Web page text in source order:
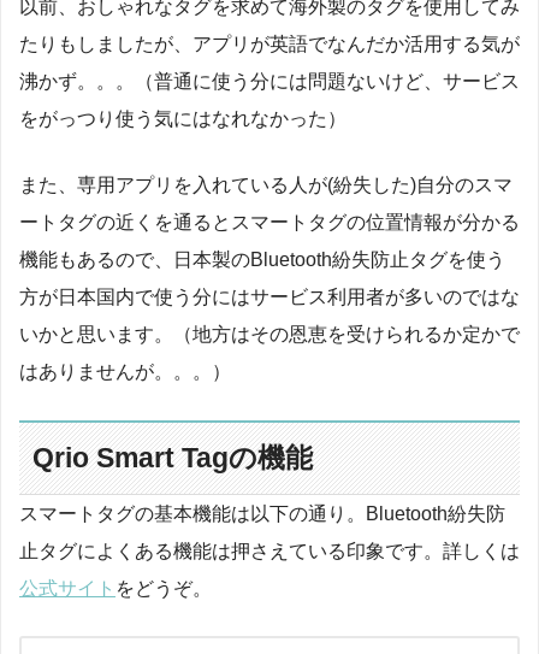
以前、おしゃれなタグを求めて海外製のタグを使用してみ
たりもしましたが、アプリが英語でなんだか活用する気が
沸かず。。。（普通に使う分には問題ないけど、サービス
をがっつり使う気にはなれなかった）
また、専用アプリを入れている人が(紛失した)自分のスマ
ートタグの近くを通るとスマートタグの位置情報が分かる
機能もあるので、日本製のBluetooth紛失防止タグを使う
方が日本国内で使う分にはサービス利用者が多いのではな
いかと思います。（地方はその恩恵を受けられるか定かで
はありませんが。。。）
Qrio Smart Tagの機能
スマートタグの基本機能は以下の通り。Bluetooth紛失防
止タグによくある機能は押さえている印象です。詳しくは
公式サイト をどうぞ。